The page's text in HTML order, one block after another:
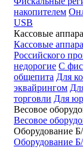
накопителем
USB
Кассовые
Кассовые
Российского
недорогие С
общепита Для
эквайрингом
торговли Для
Весовое
Весовое
Оборудование
Оборудование